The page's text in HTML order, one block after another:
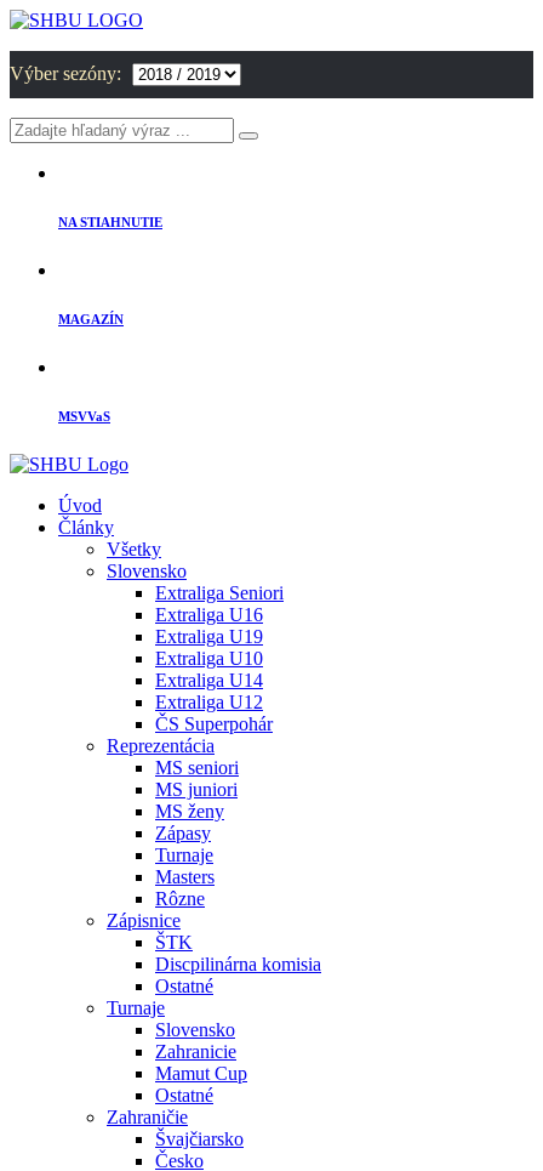
Výber sezóny:
NA STIAHNUTIE
MAGAZÍN
MSVVaS
Úvod
Články
Všetky
Slovensko
Extraliga Seniori
Extraliga U16
Extraliga U19
Extraliga U10
Extraliga U14
Extraliga U12
ČS Superpohár
Reprezentácia
MS seniori
MS juniori
MS ženy
Zápasy
Turnaje
Masters
Rôzne
Zápisnice
ŠTK
Discpilinárna komisia
Ostatné
Turnaje
Slovensko
Zahranicie
Mamut Cup
Ostatné
Zahraničie
Švajčiarsko
Česko